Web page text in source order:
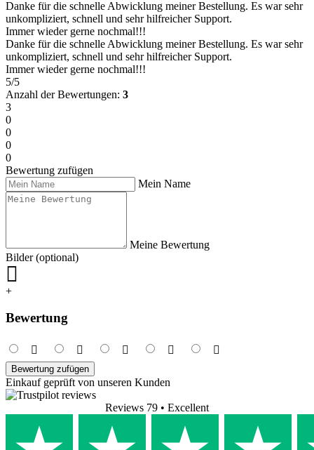
Danke für die schnelle Abwicklung meiner Bestellung. Es war sehr
unkompliziert, schnell und sehr hilfreicher Support.
Immer wieder gerne nochmal!!!
Danke für die schnelle Abwicklung meiner Bestellung. Es war sehr
unkompliziert, schnell und sehr hilfreicher Support.
Immer wieder gerne nochmal!!!
5/5
Anzahl der Bewertungen: 3
3
0
0
0
0
Bewertung zufügen
Mein Name
Meine Bewertung
Bilder (optional)
+
Bewertung
Bewertung zufügen
Einkauf geprüft von unseren Kunden
Reviews 79 • Excellent